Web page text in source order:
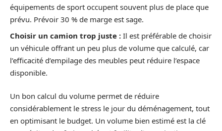
équipements de sport occupent souvent plus de place que
prévu. Prévoir 30 % de marge est sage.
Choisir un camion trop juste : Il est préférable de choisir
un véhicule offrant un peu plus de volume que calculé, car
l’efficacité d’empilage des meubles peut réduire l’espace
disponible.
Un bon calcul du volume permet de réduire
considérablement le stress le jour du déménagement, tout
en optimisant le budget. Un volume bien estimé est la clé